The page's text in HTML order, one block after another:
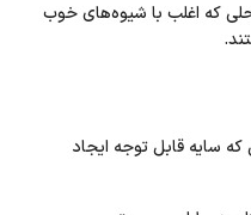
که اغلب با شیوه‌های خوب
سایه قابل توجه ایجاد